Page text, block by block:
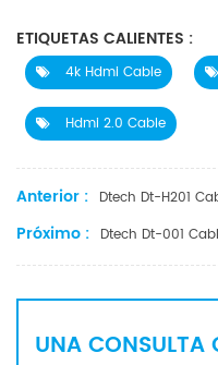
ETIQUETAS CALIENTES :
4k Hdmi Cable
Hdmi 2.0 Cable
Anterior : Dtech Dt-H201
Próximo : Dtech Dt-001
UNA CONSULTA